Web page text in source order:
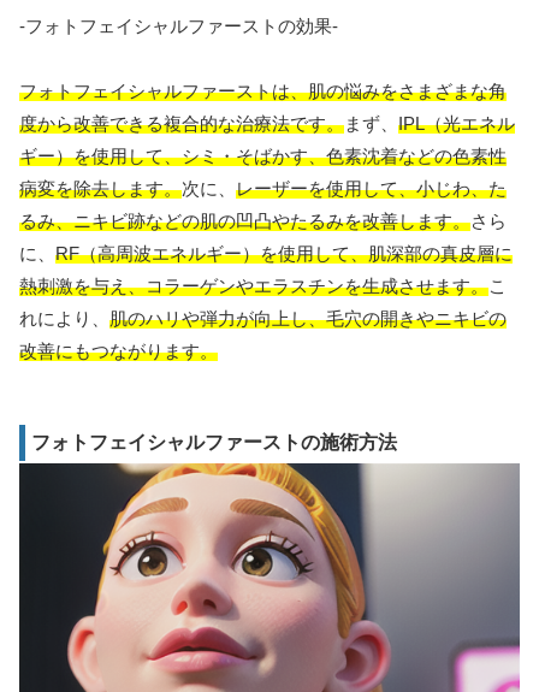
-フォトフェイシャルファーストの効果-
フォトフェイシャルファーストは、肌の悩みをさまざまな角
度から改善できる複合的な治療法です。まず、 IPL（光エネル
ギー）を使用して、シミ・そばかす、色素沈着などの色素性
病変を除去します。次に、 レーザーを使用して、小じわ、た
るみ、ニキビ跡などの肌の凹凸やたるみを改善します。さら
に、 RF（高周波エネルギー）を使用して、肌深部の真皮層に
熱刺激を与え、コラーゲンやエラスチンを生成させます。こ
れにより、 肌のハリや弾力が向上し、毛穴の開きやニキビの
改善にもつながります。
フォトフェイシャルファーストの施術方法